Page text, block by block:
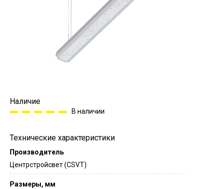
Наличие
В наличии
Технические характеристики
Производитель
Центрстройсвет (CSVT)
Размеры, мм